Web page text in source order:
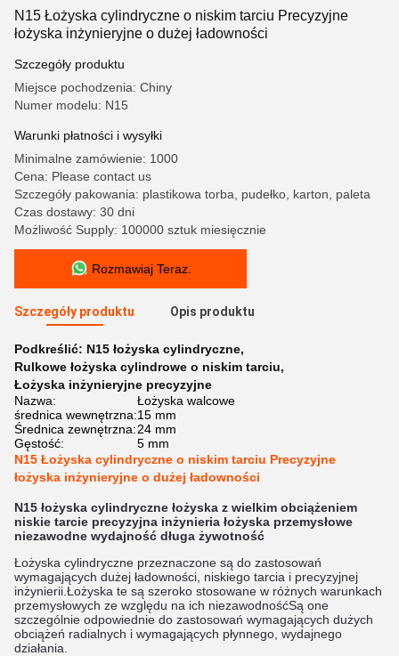
N15 Łożyska cylindryczne o niskim tarciu Precyzyjne
łożyska inżynieryjne o dużej ładowności
Szczegóły produktu
Miejsce pochodzenia: Chiny
Numer modelu: N15
Warunki płatności i wysyłki
Minimalne zamówienie: 1000
Cena: Please contact us
Szczegóły pakowania: plastikowa torba, pudełko, karton, paleta
Czas dostawy: 30 dni
Możliwość Supply: 100000 sztuk miesięcznie
Rozmawiaj Teraz.
Szczegóły produktu Opis produktu
Podkreślić: N15 łożyska cylindryczne,
Rulkowe łożyska cylindrowe o niskim tarciu,
Łożyska inżynieryjne precyzyjne
Nazwa:
Łożyska walcowe
średnica wewnętrzna:15 mm
Średnica zewnętrzna:24 mm
Gęstość:
5 mm
N15 Łożyska cylindryczne o niskim tarciu Precyzyjne
łożyska inżynieryjne o dużej ładowności
N15 łożyska cylindryczne łożyska z wielkim obciążeniem
niskie tarcie precyzyjna inżynieria łożyska przemysłowe
niezawodne wydajność długa żywotność
Łożyska cylindryczne przeznaczone są do zastosowań
wymagających dużej ładowności, niskiego tarcia i precyzyjnej
inżynierii.Łożyska te są szeroko stosowane w różnych warunkach
przemysłowych ze względu na ich niezawodnośćSą one
szczególnie odpowiednie do zastosowań wymagających dużych
obciążeń radialnych i wymagających płynnego, wydajnego
działania.